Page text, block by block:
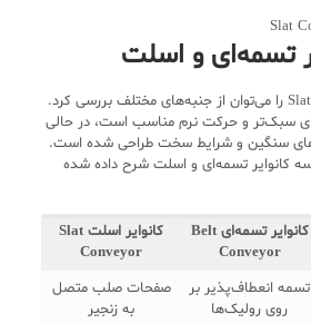
تسمه‌ای و اسلت
تفاوت Belt و Slat Conveyor را می‌توان از جنبه‌های مختلف بررسی کرد.
سبک‌تر و حرکت نرم مناسب است، در حالی
سنگین و شرایط سخت طراحی شده است.
کانوایر تسمه‌ای و اسلت شرح داده شده
کانوایر تسمه‌ای Belt
Conveyor
کانوایر اسلت Slat
Conveyor
تسمه انعطاف‌پذیر بر
روی رولیک‌ها
صفحات صلب متصل
به زنجیر